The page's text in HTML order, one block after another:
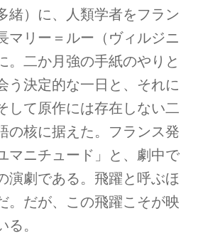
緒）に、人類学者をフラン
マリー＝ルー（ヴィルジニ
。二か月強の手紙のやりと
う決定的な一日と、それに
して原作には存在しない二
の核に据えた。フランス発
マニチュード」と、劇中で
演劇である。飛躍と呼ぶほ
。だが、この飛躍こそが映
る。